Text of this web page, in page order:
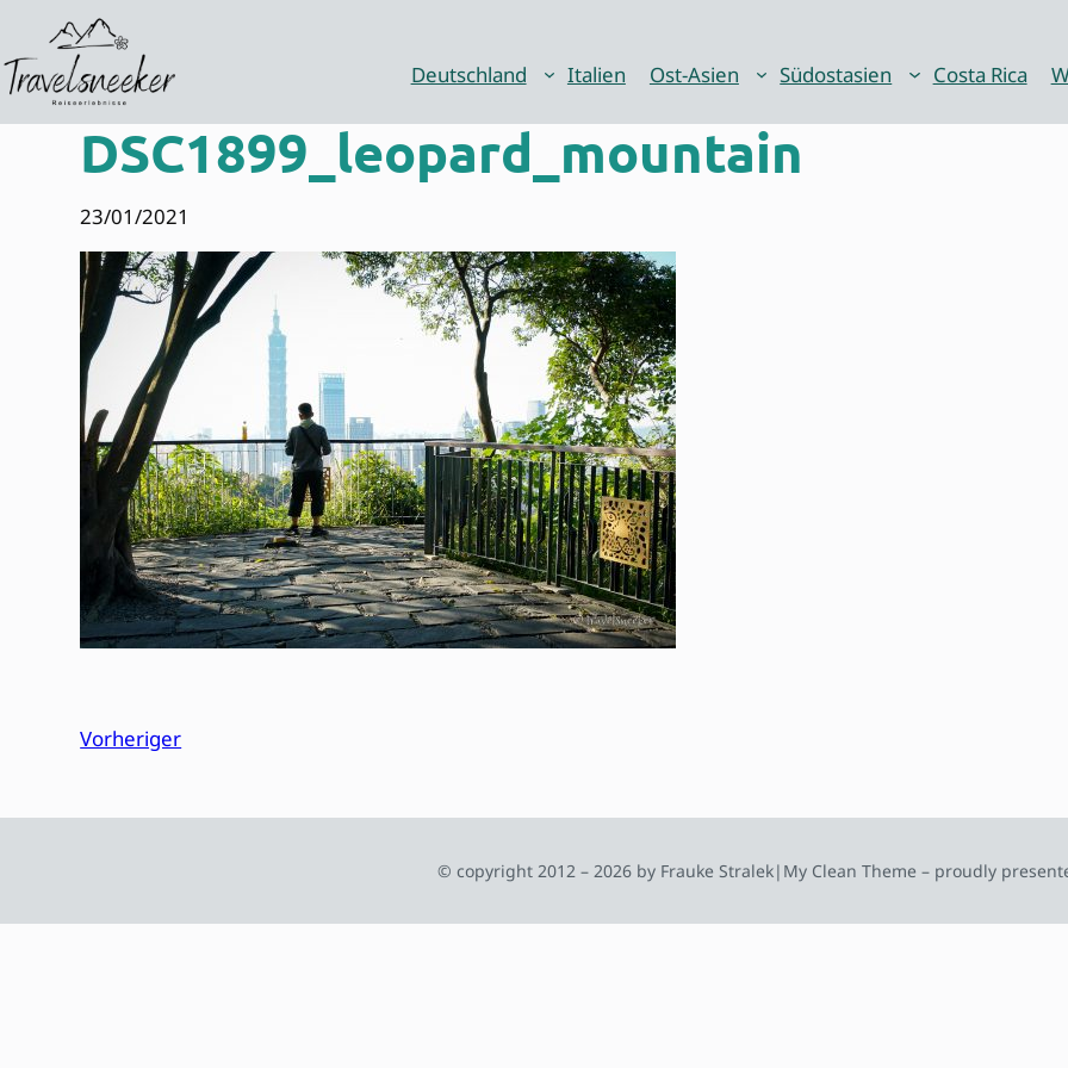
Inhalt
springen
Deutschland Italien Ost-Asien Südostasien Costa Rica
DSC1899_leopard_mountain
23/01/2021
Vorheriger
© copyright 2012 – 2026 by Frauke Stralek| My Clean Theme – proudly